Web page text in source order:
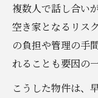
複数人で話し合い
空き家となるリス
の負担や管理の手
れることも要因の一
こうした物件は、